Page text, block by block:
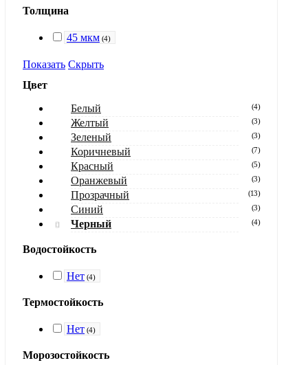
Толщина
45 мкм (4)
Показать Скрыть
Цвет
Белый
(4)
Желтый (3)
Зеленый (3)
Коричневый (7)
Красный (5)
Оранжевый (3)
Прозрачный (13)
Синий (3)
Черный (4)
Водостойкость
Нет (4)
Термостойкость
Нет (4)
Морозостойкость